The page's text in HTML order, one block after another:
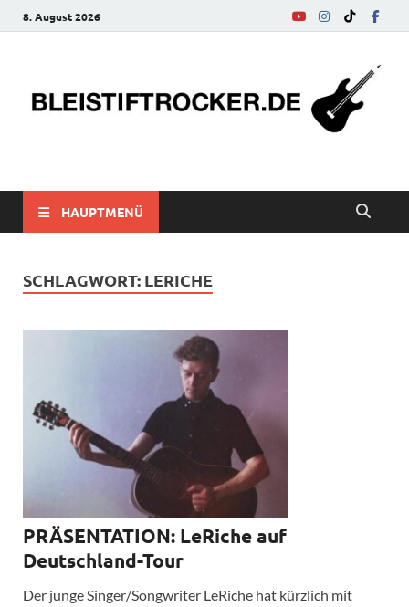
8. August 2026
bleistiftrocker.de
HAUPTMENÜ
SCHLAGWORT: LERICHE
PRÄSENTATION: LeRiche auf
Deutschland-Tour
Der junge Singer/Songwriter LeRiche hat kürzlich mit